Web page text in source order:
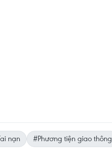
nạn
#Phương tiện giao thông